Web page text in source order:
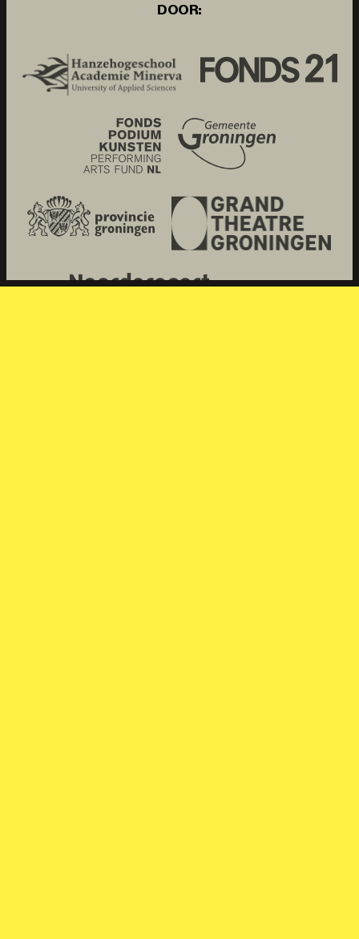
DOOR: